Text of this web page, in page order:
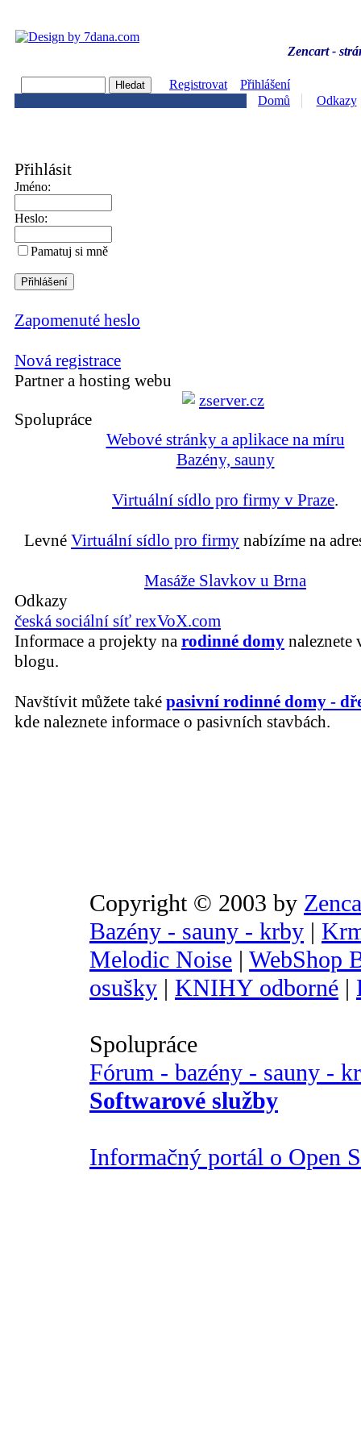
Zencart -
Registrovat
Přihlášení
Domů
Odkazy
Přihlásit
Jméno:
Heslo:
Pamatuj si mně
Zapomenuté heslo
Nová registrace
Partner a hosting webu
Spolupráce
Webové stránky a aplikace na míru
Bazény, sauny
Virtuální sídlo pro firmy v Praze.
Levné Virtuální sídlo pro firmy nabízíme na
Masáže Slavkov u Brna
Odkazy
česká sociální síť rexVoX.com
Informace a projekty na rodinné domy naleznete
blogu.
Navštívit můžete také pasivní rodinné domy -
kde naleznete informace o pasivních stavbách.
Copyright © 2003 by
Bazény - sauny - krby |
Melodic Noise | WebShop
osušky | KNIHY odborné |
Spolupráce
Fórum - bazény - sauny -
Softwarové služby
Informačný portál o Open